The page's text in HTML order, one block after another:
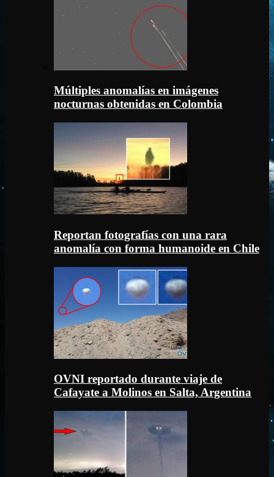
Múltiples anomalías en imágenes
nocturnas obtenidas en Colombia
Reportan fotografías con una rara
anomalía con forma humanoide en Chile
OVNI reportado durante viaje de
Cafayate a Molinos en Salta, Argentina